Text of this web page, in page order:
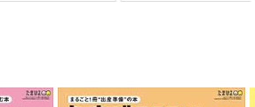
ンドハット」を購入。こちらの帽子が
も買おうか迷っているとのこと。洗練さ
イルにも合いそう♪ いろんなコーデに合